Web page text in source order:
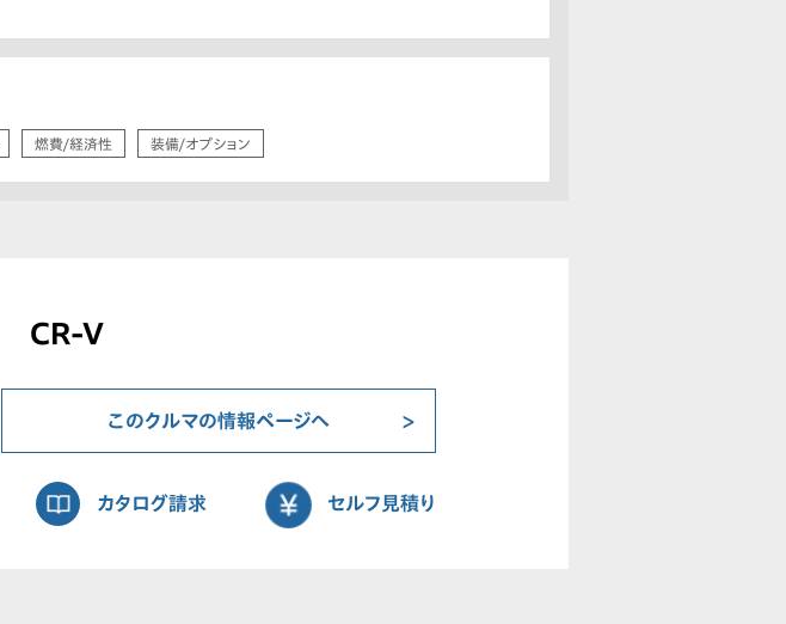
燃費/経済性 装備/オプション
CR-V
このクルマの情報ページへ
カタログ請求 セルフ見積り